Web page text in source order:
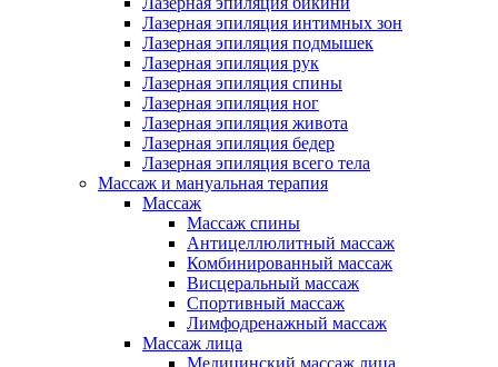
Лазерная эпиляция интимных зон
Лазерная эпиляция подмышек
Лазерная эпиляция рук
Лазерная эпиляция спины
Лазерная эпиляция ног
Лазерная эпиляция живота
Лазерная эпиляция бедер
Лазерная эпиляция всего тела
Массаж и мануальная терапия
Массаж
Массаж спины
Антицеллюлитный массаж
Комбинированный массаж
Висцеральный массаж
Спортивный массаж
Лимфодренажный массаж
Массаж лица
Медицинский массаж лица